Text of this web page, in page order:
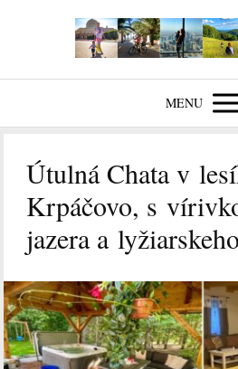
MENU
Útulná Chata v
Krpáčovo, s
jazera a